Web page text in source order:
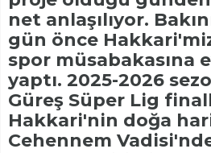
net anlaşılıyor.
gün önce
spor müsabakasına
yaptı. 2025-2026
Güreş Süper Lig
Hakkari'nin doğa
Cehennem